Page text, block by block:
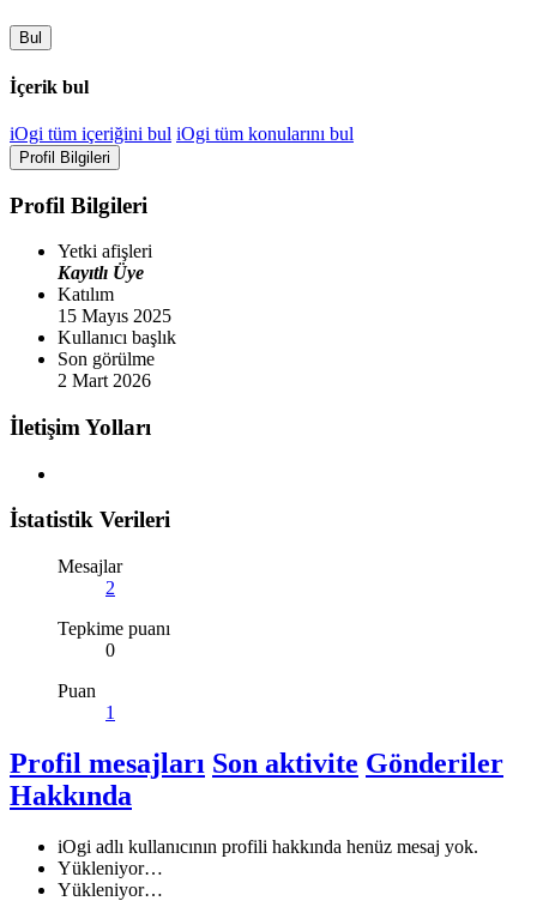
Bul
İçerik bul
iOgi tüm içeriğini bul iOgi tüm konularını bul
Profil Bilgileri
Profil Bilgileri
Yetki afişleri
Kayıtlı Üye
Katılım
15 Mayıs 2025
Kullanıcı başlık
Son görülme
2 Mart 2026
İletişim Yolları
İstatistik Verileri
Mesajlar
2
Tepkime puanı
0
Puan
1
Profil mesajları Son aktivite Gönderiler
Hakkında
iOgi adlı kullanıcının profili hakkında henüz mesaj yok.
Yükleniyor…
Yükleniyor…